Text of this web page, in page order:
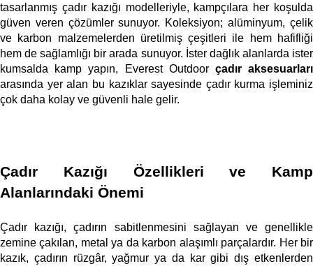
tasarlanmış çadır kazığı modelleriyle, kampçılara her koşulda
güven veren çözümler sunuyor. Koleksiyon; alüminyum, çelik
ve karbon malzemelerden üretilmiş çeşitleri ile hem hafifliği
hem de sağlamlığı bir arada sunuyor. İster dağlık alanlarda ister
kumsalda kamp yapın, Everest Outdoor çadır aksesuarları
arasında yer alan bu kazıklar sayesinde çadır kurma işleminiz
çok daha kolay ve güvenli hale gelir.
Çadır Kazığı Özellikleri ve Kamp
Alanlarındaki Önemi
Çadır kazığı, çadırın sabitlenmesini sağlayan ve genellikle
zemine çakılan, metal ya da karbon alaşımlı parçalardır. Her bir
kazık, çadırın rüzgâr, yağmur ya da kar gibi dış etkenlerden